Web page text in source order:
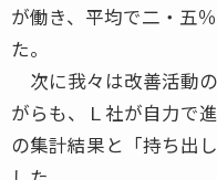
が働き、平均で二・五
た。
次に我々は改善活動
がらも、Ｌ社が自力で
の集計結果と「持ち出